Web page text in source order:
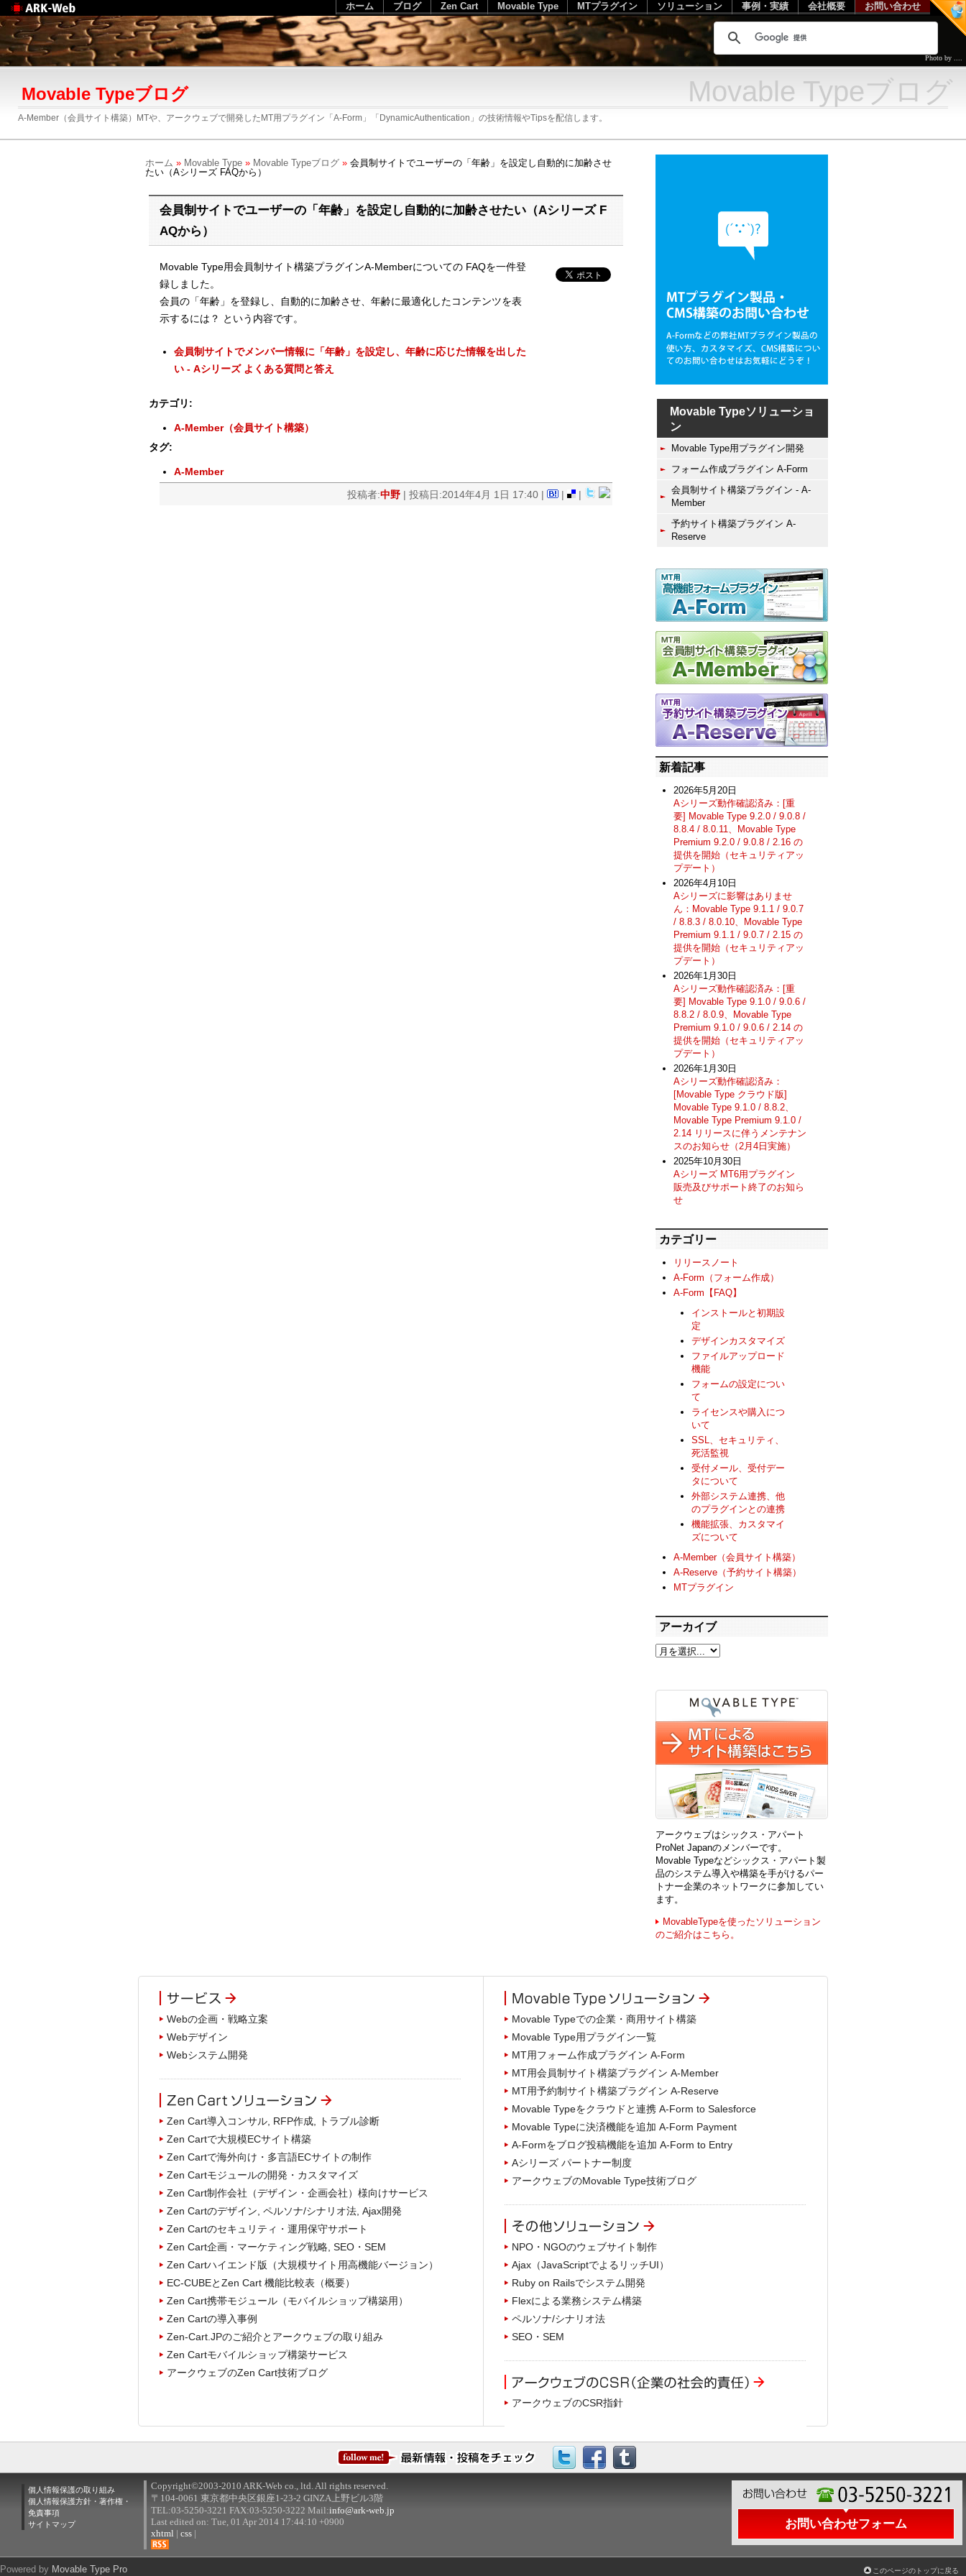
Web制作のアークウェ
ブ
A-Member（会員サイト構築）MTや、アークウェブで開発したMT用プラグイン「A-Form」「DynamicAuthentication」の技術情報やTipsを配信します。
Movable Typeブログ
ホーム » Movable Type » Movable Typeブログ » 会員制サイトでユーザーの「年齢」を設定し自動的に加齢させ
たい（Aシリーズ FAQから）
Movable Typeブログ
会員制サイトでユーザーの「年齢」を設定し自動的に加齢させたい（Aシリーズ F
AQから）
Movable Type用会員制サイト構築プラグインA-Memberについての FAQを一件登
録しました。
会員の「年齢」を登録し、自動的に加齢させ、年齢に最適化したコンテンツを表
示するには？ という内容です。
会員制サイトでメンバー情報に「年齢」を設定し、年齢に応じた情報を出した
い - Aシリーズ よくある質問と答え
カテゴリ :
A-Member（会員サイト構築）
タグ:
A-Member
投稿者:中野 | 投稿日:2014年4月 1日 17:40 | | |
Movable Typeソリューショ
ン
Movable Type用プラグイン開発
フォーム作成プラグイン A-Form
会員制サイト構築プラグイン - A-
Member
予約サイト構築プラグイン A-
Reserve
新着記事
2026年5月20日
Aシリーズ動作確認済み：[重
要] Movable Type 9.2.0 / 9.0.8 /
8.8.4 / 8.0.11、Movable Type
Premium 9.2.0 / 9.0.8 / 2.16 の
提供を開始（セキュリティアッ
プデート）
2026年4月10日
Aシリーズに影響はありませ
ん：Movable Type 9.1.1 / 9.0.7
/ 8.8.3 / 8.0.10、Movable Type
Premium 9.1.1 / 9.0.7 / 2.15 の
提供を開始（セキュリティアッ
プデート）
2026年1月30日
Aシリーズ動作確認済み：[重
要] Movable Type 9.1.0 / 9.0.6 /
8.8.2 / 8.0.9、Movable Type
Premium 9.1.0 / 9.0.6 / 2.14 の
提供を開始（セキュリティアッ
プデート）
2026年1月30日
Aシリーズ動作確認済み：
[Movable Type クラウド版]
Movable Type 9.1.0 / 8.8.2、
Movable Type Premium 9.1.0 /
2.14 リリースに伴うメンテナン
スのお知らせ（2月4日実施）
2025年10月30日
Aシリーズ MT6用プラグイン
販売及びサポート終了のお知ら
せ
カテゴリー
リリースノート
A-Form（フォーム作成）
A-Form【FAQ】
インストールと初期設
定
デザインカスタマイズ
ファイルアップロード
機能
フォームの設定につい
て
ライセンスや購入につ
いて
SSL、セキュリティ、
死活監視
受付メール、受付デー
タについて
外部システム連携、他
のプラグインとの連携
機能拡張、カスタマイ
ズについて
A-Member（会員サイト構築）
A-Reserve（予約サイト構築）
MTプラグイン
アーカイブ
アークウェブはシックス・アパート
ProNet Japanのメンバーです。
Movable Typeなどシックス・アパート製
品のシステム導入や構築を手がけるパー
トナー企業のネットワークに参加してい
ます。
MovableTypeを使ったソリューション
のご紹介はこちら。
ホーム ブログ Zen Cart Movable Type MTプラグイン ソリューション 事例・実績 会社概要 お問い合わせ
Webの企画・戦略立案
Webデザイン
Webシステム開発
Zen Cart導入コンサル, RFP作成, トラブル診断
Zen Cartで大規模ECサイト構築
Zen Cartで海外向け・多言語ECサイトの制作
Zen Cartモジュールの開発・カスタマイズ
Zen Cart制作会社（デザイン・企画会社）様向けサービス
Zen Cartのデザイン, ペルソナ/シナリオ法, Ajax開発
Zen Cartのセキュリティ・運用保守サポート
Zen Cart企画・マーケティング戦略, SEO・SEM
Zen Cartハイエンド版（大規模サイト用高機能バージョン）
EC-CUBEとZen Cart 機能比較表（概要）
Zen Cart携帯モジュール（モバイルショップ構築用）
Zen Cartの導入事例
Zen-Cart.JPのご紹介とアークウェブの取り組み
Zen Cartモバイルショップ構築サービス
アークウェブのZen Cart技術ブログ
Movable Typeでの企業・商用サイト構築
Movable Type用プラグイン一覧
MT用フォーム作成プラグイン A-Form
MT用会員制サイト構築プラグイン A-Member
MT用予約制サイト構築プラグイン A-Reserve
Movable Typeをクラウドと連携 A-Form to Salesforce
Movable Typeに決済機能を追加 A-Form Payment
A-Formをブログ投稿機能を追加 A-Form to Entry
Aシリーズ パートナー制度
アークウェブのMovable Type技術ブログ
NPO・NGOのウェブサイト制作
Ajax（JavaScriptでよるリッチUI）
Ruby on Railsでシステム開発
Flexによる業務システム構築
ペルソナ/シナリオ法
SEO・SEM
アークウェブのCSR指針
お問い合わせフォーム
個人情報保護の取り組み
個人情報保護方針・著作権・
免責事項
サイトマップ
Copyright©2003-2010 ARK-Web co., ltd. All rights reserved.
〒104-0061 東京都中央区銀座1-23-2 GINZA上野ビル3階
TEL:03-5250-3221 FAX:03-5250-3222 Mail:info@ark-web.jp
Last edited on: Tue, 01 Apr 2014 17:44:10 +0900
xhtml | css |
RSS
このページのトップに戻る
Photo by ....
Powered by Movable Type Pro